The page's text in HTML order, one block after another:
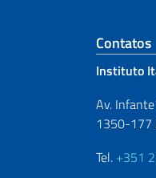
Contatos
Instituto
Av.
1350-177
Tel. +351